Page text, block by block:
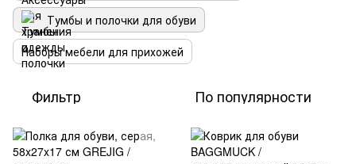
Тумбы и полочки для обуви
Наборы мебели для прихожей
Фильтр По популярности